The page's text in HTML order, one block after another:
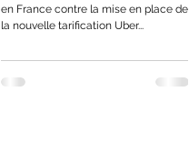
en France contre la mise en place de
la nouvelle tarification Uber...